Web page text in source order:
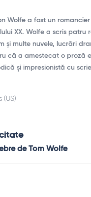
Wolfe a fost un
XX. Wolfe a scris patru
și multe nuvele, lucrări
că a amestecat o proză
și impresionistă cu
de Tom Wolfe